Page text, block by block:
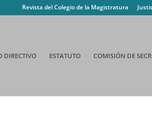
Revista del Colegio de la Magistratura
DIRECTIVO ESTATUTO COMISIÓN DE